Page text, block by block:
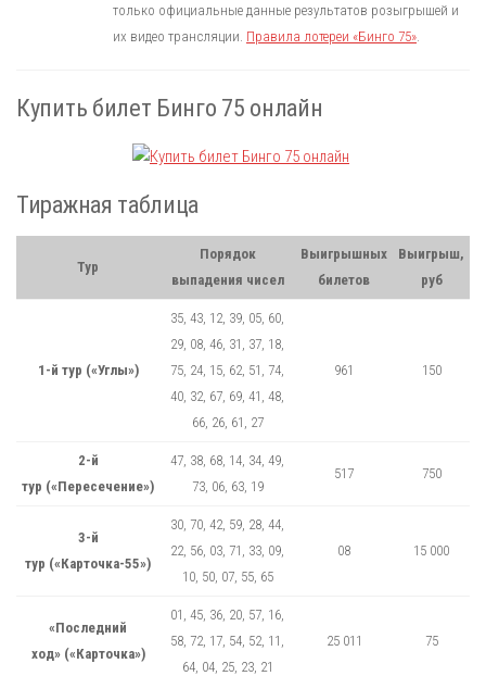
только официальные данные результатов розыгрышей и
их видео трансляции. Правила лотереи «Бинго 75».
Купить билет Бинго 75 онлайн
Тиражная таблица
Тур
Порядок
выпадения чисел
Выигрышных
билетов
Выигрыш,
руб
1-й тур («Углы»)
35, 43, 12, 39, 05, 60,
29, 08, 46, 31, 37, 18,
75, 24, 15, 62, 51, 74,
40, 32, 67, 69, 41, 48,
66, 26, 61, 27
961 150
2-й
тур («Пересечение»)
47, 38, 68, 14, 34, 49,
73, 06, 63, 19
517 750
3-й
тур («Карточка-55»)
30, 70, 42, 59, 28, 44,
22, 56, 03, 71, 33, 09,
10, 50, 07, 55, 65
08 15 000
«Последний
ход» («Карточка»)
01, 45, 36, 20, 57, 16,
58, 72, 17, 54, 52, 11,
64, 04, 25, 23, 21
25 011 75